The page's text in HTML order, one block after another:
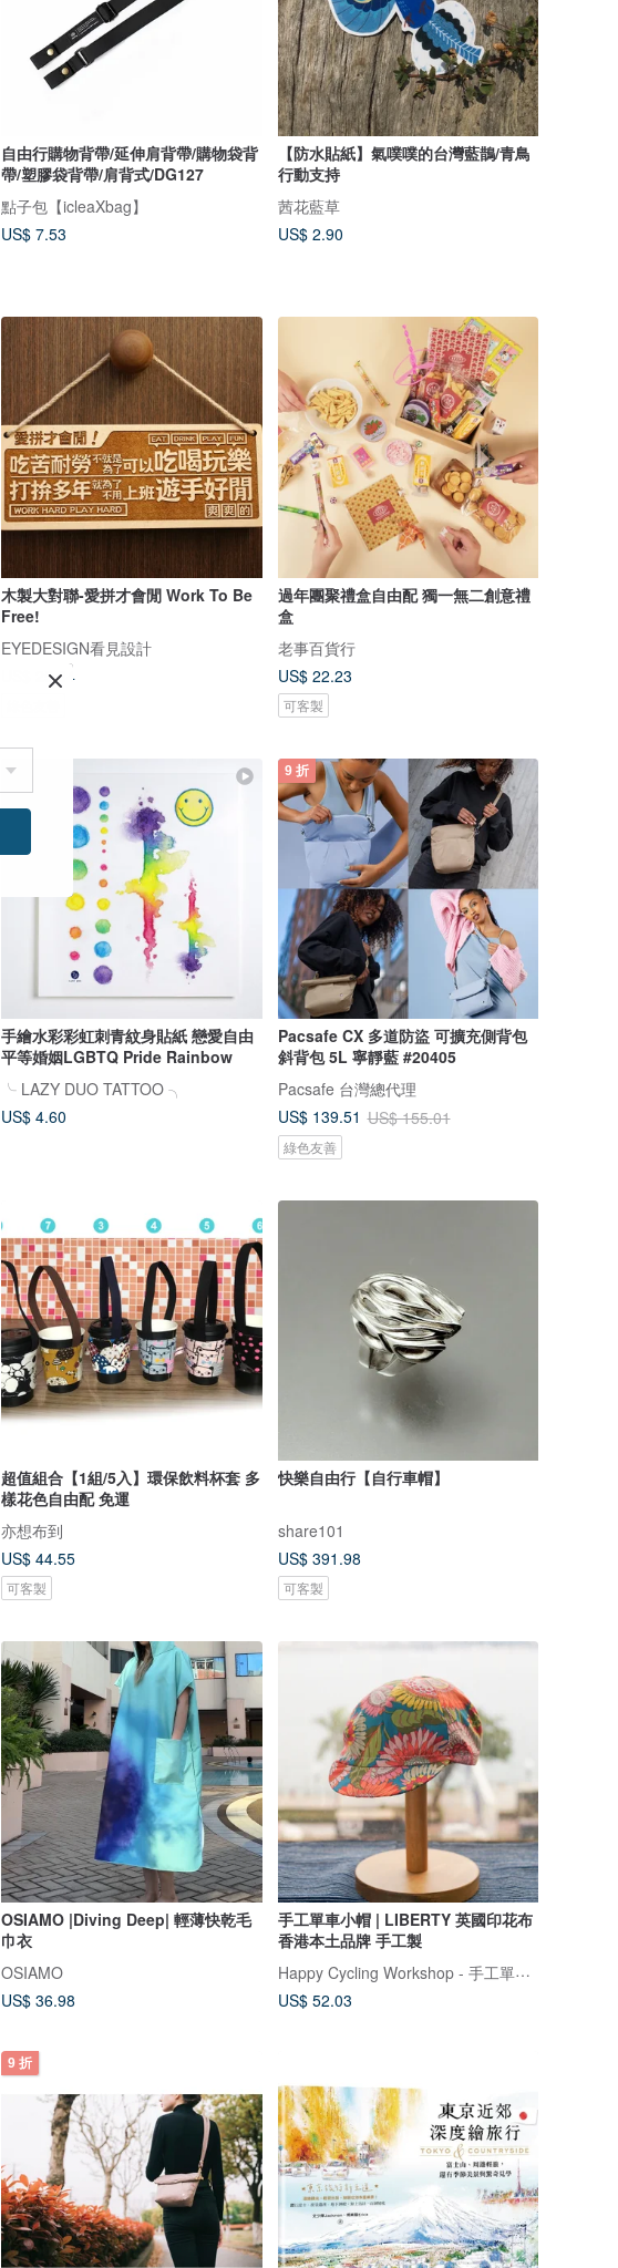
自由行購物背帶/延伸肩背帶/購物袋背
帶/塑膠袋背帶/肩背式/DG127
點子包【icleaXbag】
US$ 7.53
【防水貼紙】氣噗噗的台灣藍鵲/青鳥
行動支持
茜花藍草
US$ 2.90
木製大對聯-愛拼才會閒 Work To Be
Free!
EYEDESIGN看見設計
US$ 25.84
過年團聚禮盒自由配 獨一無二創意禮
盒
老事百貨行
US$ 22.23
可客製
手繪水彩彩虹刺青紋身貼紙 戀愛自由
平等婚姻LGBTQ Pride Rainbow
╰ LAZY DUO TATTOO ╮
US$ 4.60
9 折
Pacsafe CX 多道防盜 可擴充側背包
斜背包 5L 寧靜藍 #20405
Pacsafe 台灣總代理
US$ 139.51 US$ 155.01
綠色友善
超值組合【1組/5入】環保飲料杯套 多
樣花色自由配 免運
亦想布到
US$ 44.55
可客製
快樂自由行【自行車帽】
share101
US$ 391.98
可客製
OSIAMO |Diving Deep| 輕薄快乾毛
巾衣
OSIAMO
US$ 36.98
手工單車小帽 | LIBERTY 英國印花布
香港本土品牌 手工製
Happy Cycling Workshop - 手工單車小帽
US$ 52.03
9 折